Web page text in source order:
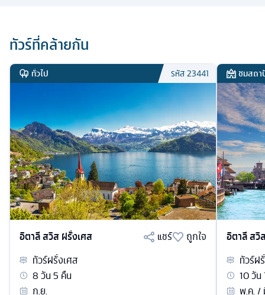
ทัวร์ที่คล้ายกัน
ทั่วไป รหัส23441
อิตาลี สวิส ฝรั่งเศส แชร์
ถูกใจ
ทัวร์ฝรั่งเศส
8วัน5 คืน
ก.ย.
ชมสถ
อิตาลี สวิ
ทัวร์ฝ
10วัน
พ.ค. /